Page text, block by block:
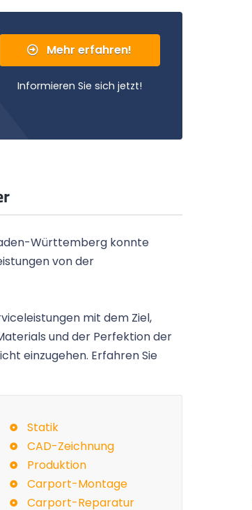
Mehr erfahren!
Informieren Sie sich jetzt!
Württemberg konnte
von der
mit dem Ziel,
und der Perfektion der
einzugehen. Erfahren Sie
Statik
CAD-Zeichnung
Produktion
Carport-Montage
Carport-Reparatur
Kurze Zwischenmeldung: Das Carport ist
sehr schön geworden und passt wunderbar